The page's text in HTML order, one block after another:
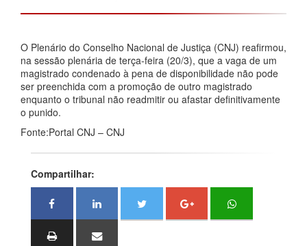
O Plenário do Conselho Nacional de Justiça (CNJ) reafirmou,
na sessão plenária de terça-feira (20/3), que a vaga de um
magistrado condenado à pena de disponibilidade não pode
ser preenchida com a promoção de outro magistrado
enquanto o tribunal não readmitir ou afastar definitivamente
o punido.
Fonte:Portal CNJ – CNJ
Compartilhar: